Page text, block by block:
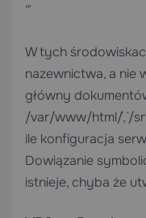
“`
W tych
nazewnictwa, a nie
główny
`/var/www/html/`, `/
ile konfiguracja
Dowiązanie
istnieje, chyba że